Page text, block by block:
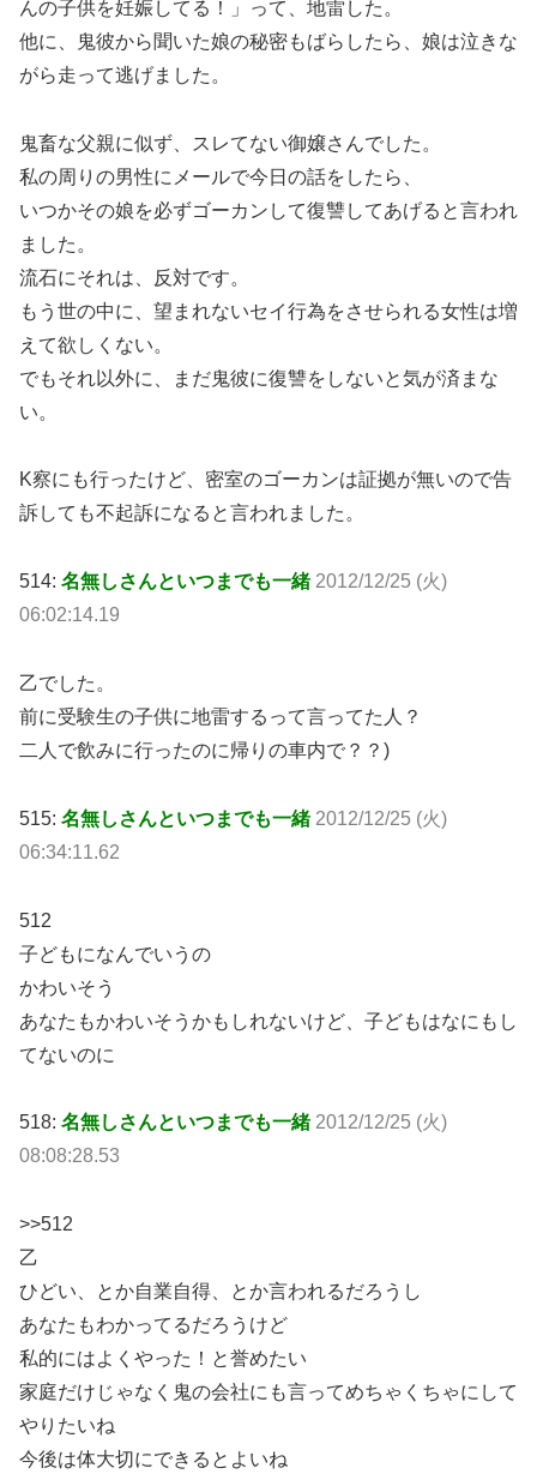
んの子供を妊娠してる！」って、地雷した。
他に、鬼彼から聞いた娘の秘密もばらしたら、娘は泣きな
がら走って逃げました。
鬼畜な父親に似ず、スレてない御嬢さんでした。
私の周りの男性にメールで今日の話をしたら、
いつかその娘を必ずゴーカンして復讐してあげると言われ
ました。
流石にそれは、反対です。
もう世の中に、望まれないセイ行為をさせられる女性は増
えて欲しくない。
でもそれ以外に、まだ鬼彼に復讐をしないと気が済まな
い。
K察にも行ったけど、密室のゴーカンは証拠が無いので告
訴しても不起訴になると言われました。
514: 名無しさんといつまでも一緒 2012/12/25 (火)
06:02:14.19
乙でした。
前に受験生の子供に地雷するって言ってた人？
二人で飲みに行ったのに帰りの車内で？？)
515: 名無しさんといつまでも一緒 2012/12/25 (火)
06:34:11.62
512
子どもになんでいうの
かわいそう
あなたもかわいそうかもしれないけど、子どもはなにもし
てないのに
518: 名無しさんといつまでも一緒 2012/12/25 (火)
08:08:28.53
>>512
乙
ひどい、とか自業自得、とか言われるだろうし
あなたもわかってるだろうけど
私的にはよくやった！と誉めたい
家庭だけじゃなく鬼の会社にも言ってめちゃくちゃにして
やりたいね
今後は体大切にできるとよいね